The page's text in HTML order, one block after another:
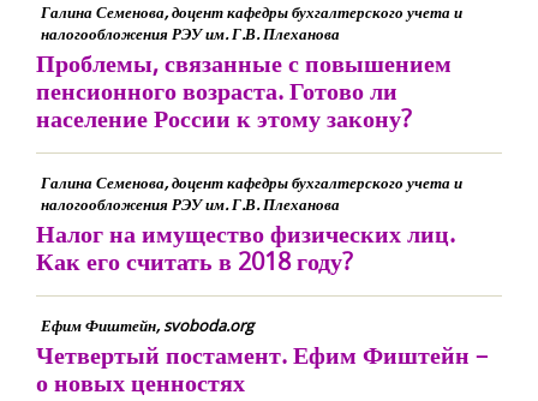
Галина Семенова, доцент кафедры бухгалтерского учета и
налогообложения РЭУ им. Г.В. Плеханова
Проблемы, связанные с повышением
пенсионного возраста. Готово ли
население России к этому закону?
Галина Семенова, доцент кафедры бухгалтерского учета и
налогообложения РЭУ им. Г.В. Плеханова
Налог на имущество физических лиц.
Как его считать в 2018 году?
Ефим Фиштейн, svoboda.org
Четвертый постамент. Ефим Фиштейн –
о новых ценностях